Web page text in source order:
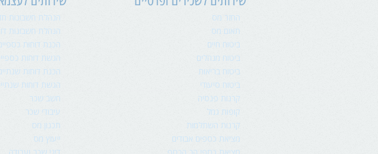
הנהלת חשבונות
הנהלת חשבונות
הכנת דוחות
הגשת דוחות
הכנת דוחות
הגשת דוחות
חשב שכר
עיבודי שכר
תכנון מס
ייעוץ מס
החזר מס
תאום מס
ביטוח חיים
ביטוח מנהלים
ביטוח בריאות
ביטוח סיעודי
קרנות פנסיה
קופות גמל
קרנות השתלמות
מציאת כספים אבודים